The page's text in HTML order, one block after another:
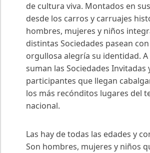
de cultura viva. Montados en
desde los carros y carruajes
hombres, mujeres y niños
distintas Sociedades pasean
orgullosa alegría su identidad. A
suman las Sociedades Invitadas
participantes que llegan
los más recónditos lugares del
nacional.
Las hay de todas las edades y
Son hombres, mujeres y niños